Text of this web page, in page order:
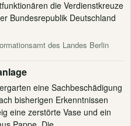
die Verdienstkreuze
Bundesrepublik Deutschland
des Landes Berlin
eine Sachbeschädigung
bisherigen Erkenntnissen
eine zerstörte Vase und ein